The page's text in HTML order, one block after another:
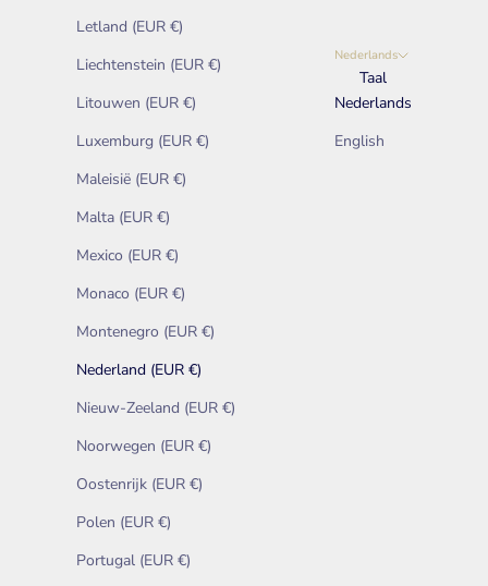
Letland (EUR €)
Liechtenstein (EUR €)
Litouwen (EUR €)
Luxemburg (EUR €)
Maleisië (EUR €)
Malta (EUR €)
Mexico (EUR €)
Monaco (EUR €)
Montenegro (EUR €)
Nederland (EUR €)
Nieuw-Zeeland (EUR €)
Noorwegen (EUR €)
Oostenrijk (EUR €)
Polen (EUR €)
Portugal (EUR €)
Nederlands
Taal
Nederlands
English